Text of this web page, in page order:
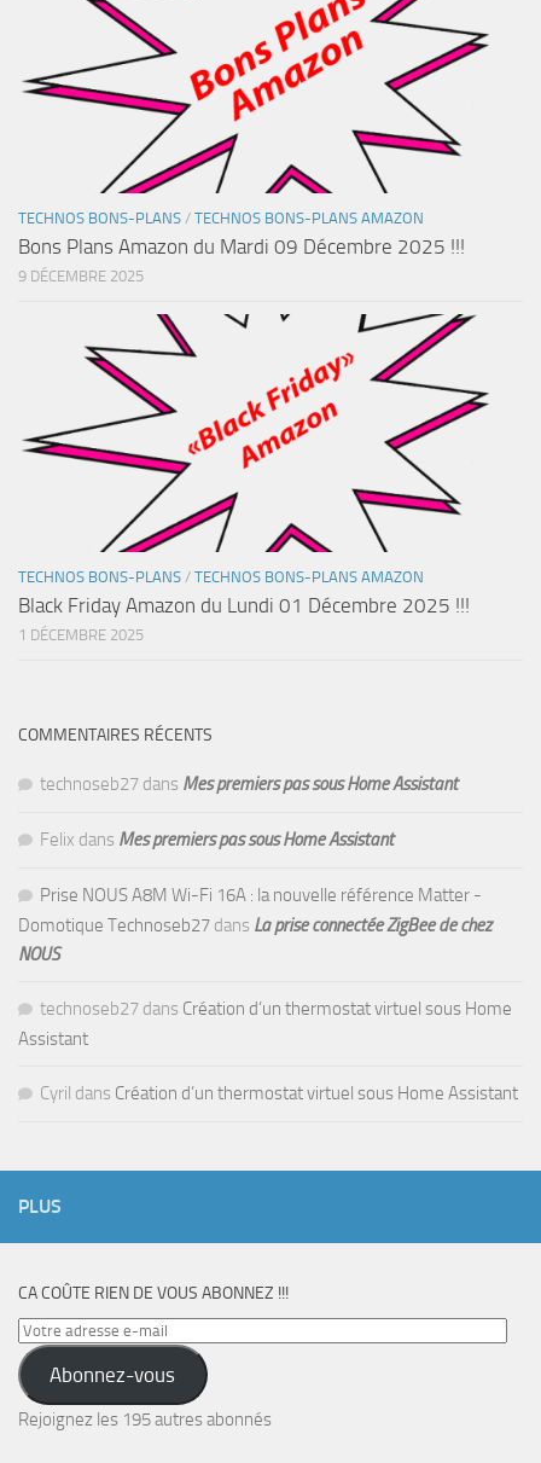
TECHNOS BONS-PLANS / TECHNOS BONS-PLANS AMAZON
Bons Plans Amazon du Mardi 09 Décembre 2025 !!!
9 DÉCEMBRE 2025
TECHNOS BONS-PLANS / TECHNOS BONS-PLANS AMAZON
Black Friday Amazon du Lundi 01 Décembre 2025 !!!
1 DÉCEMBRE 2025
COMMENTAIRES RÉCENTS
technoseb27 dans Mes premiers pas sous Home Assistant
Felix dans Mes premiers pas sous Home Assistant
Prise NOUS A8M Wi-Fi 16A : la nouvelle référence Matter -
Domotique Technoseb27 dans La prise connectée ZigBee de chez
NOUS
technoseb27 dans Création d’un thermostat virtuel sous Home
Assistant
Cyril dans Création d’un thermostat virtuel sous Home Assistant
PLUS
CA COÛTE RIEN DE VOUS ABONNEZ !!!
Votre
adresse
e-
mail
Abonnez-vous
Rejoignez les 195 autres abonnés